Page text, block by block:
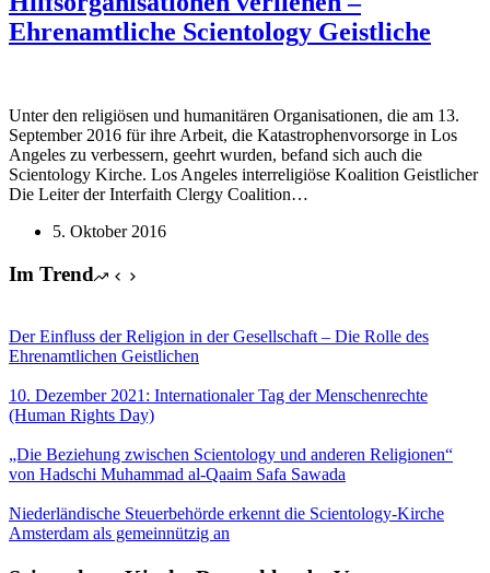
Ehrenamtliche Scientology Geistliche
Unter den religiösen und humanitären Organisationen, die am 13.
September 2016 für ihre Arbeit, die Katastrophenvorsorge in Los
Angeles zu verbessern, geehrt wurden, befand sich auch die
Scientology Kirche. Los Angeles interreligiöse Koalition Geistlicher
Die Leiter der Interfaith Clergy Coalition…
5. Oktober 2016
Im Trend
Der Einfluss der Religion in der Gesellschaft – Die Rolle des
Ehrenamtlichen Geistlichen
10. Dezember 2021: Internationaler Tag der Menschenrechte
(Human Rights Day)
„Die Beziehung zwischen Scientology und anderen Religionen“
von Hadschi Muhammad al-Qaaim Safa Sawada
Niederländische Steuerbehörde erkennt die Scientology-Kirche
Amsterdam als gemeinnützig an